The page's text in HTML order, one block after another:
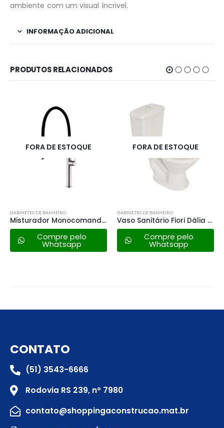
ambiente com um visual íncrivel.
INFORMAÇÃO ADICIONAL
PRODUTOS RELACIONADOS
FORA DE ESTOQUE
GABINETES DE BANHEIRO
Compre pelo
Whatsapp
FORA DE ESTOQUE
GABINETES DE BANHEIRO
Compre pelo
Whatsapp
CONTATO
(51) 3543-6666
Rodovia RS 239, nº 7980
contato@shoppingaconstrucao.mat.br